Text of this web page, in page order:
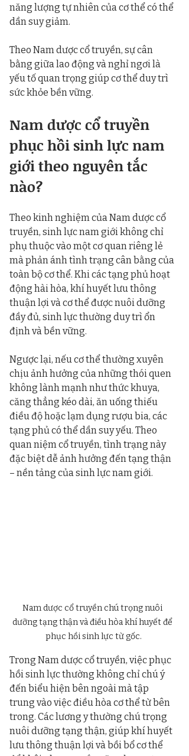
năng lượng tự nhiên của cơ thể có thể
dần suy giảm.
Theo Nam dược cổ truyền, sự cân
bằng giữa lao động và nghỉ ngơi là
yếu tố quan trọng giúp cơ thể duy trì
sức khỏe bền vững.
Nam dược cổ truyền
phục hồi sinh lực nam
giới theo nguyên tắc
nào?
Theo kinh nghiệm của Nam dược cổ
truyền, sinh lực nam giới không chỉ
phụ thuộc vào một cơ quan riêng lẻ
mà phản ánh tình trạng cân bằng của
toàn bộ cơ thể. Khi các tạng phủ hoạt
động hài hòa, khí huyết lưu thông
thuận lợi và cơ thể được nuôi dưỡng
đầy đủ, sinh lực thường duy trì ổn
định và bền vững.
Ngược lại, nếu cơ thể thường xuyên
chịu ảnh hưởng của những thói quen
không lành mạnh như thức khuya,
căng thẳng kéo dài, ăn uống thiếu
điều độ hoặc lạm dụng rượu bia, các
tạng phủ có thể dần suy yếu. Theo
quan niệm cổ truyền, tình trạng này
đặc biệt dễ ảnh hưởng đến tạng thận
– nền tảng của sinh lực nam giới.
Nam dược cổ truyền chú trọng nuôi
dưỡng tạng thận và điều hòa khí huyết để
phục hồi sinh lực từ gốc.
Trong Nam dược cổ truyền, việc phục
hồi sinh lực thường không chỉ chú ý
đến biểu hiện bên ngoài mà tập
trung vào việc điều hòa cơ thể từ bên
trong. Các lương y thường chú trọng
nuôi dưỡng tạng thận, giúp khí huyết
lưu thông thuận lợi và bồi bổ cơ thể